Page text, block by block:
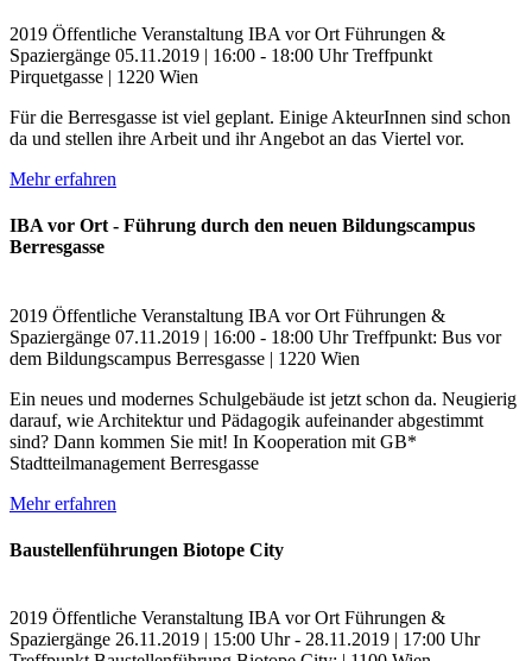
2019 Öffentliche Veranstaltung IBA vor Ort Führungen &
Spaziergänge 05.11.2019 | 16:00 - 18:00 Uhr Treffpunkt
Pirquetgasse | 1220 Wien
Für die Berresgasse ist viel geplant. Einige AkteurInnen sind schon
da und stellen ihre Arbeit und ihr Angebot an das Viertel vor.
Mehr erfahren
IBA vor Ort - Führung durch den neuen Bildungscampus
Berresgasse
2019 Öffentliche Veranstaltung IBA vor Ort Führungen &
Spaziergänge 07.11.2019 | 16:00 - 18:00 Uhr Treffpunkt: Bus vor
dem Bildungscampus Berresgasse | 1220 Wien
Ein neues und modernes Schulgebäude ist jetzt schon da. Neugierig
darauf, wie Architektur und Pädagogik aufeinander abgestimmt
sind? Dann kommen Sie mit! In Kooperation mit GB*
Stadtteilmanagement Berresgasse
Mehr erfahren
Baustellenführungen Biotope City
2019 Öffentliche Veranstaltung IBA vor Ort Führungen &
Spaziergänge 26.11.2019 | 15:00 Uhr - 28.11.2019 | 17:00 Uhr